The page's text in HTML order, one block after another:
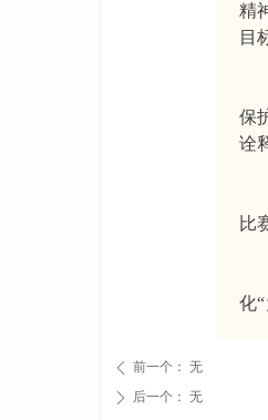
精
目
保
诠
比
化
ꄴ 前一个： 无
ꄲ 后一个： 无